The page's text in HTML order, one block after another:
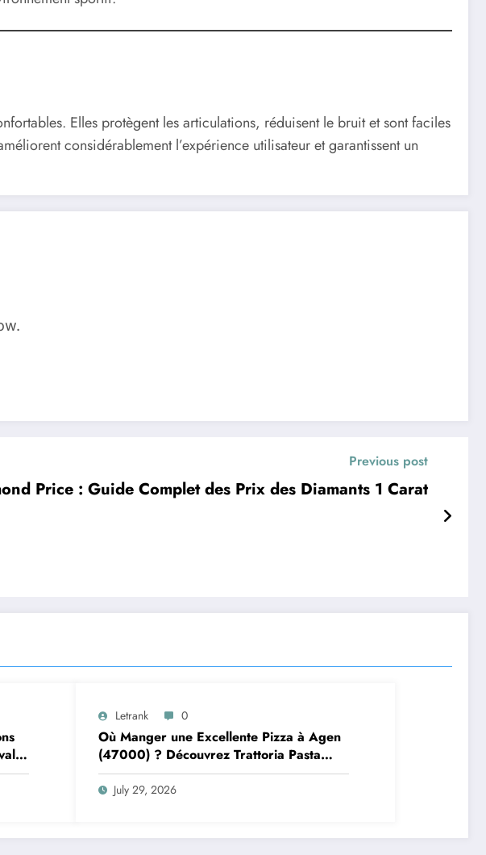
Elles protègent les articulations, réduisent le bruit et sont faciles
considérablement l’expérience utilisateur et garantissent un
Previous post
Price : Guide Complet des Prix des Diamants 1 Carat
Letrank 0
Où Manger une Excellente Pizza à Agen
(47000) ? Découvrez Trattoria Pasta
Pizza Brax
July 29, 2026